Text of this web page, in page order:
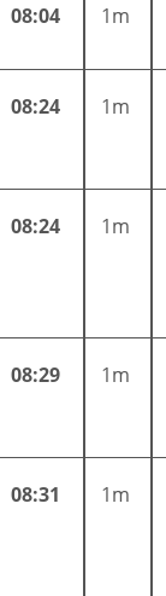
08:04 1m
08:24 1m
08:24 1m
08:29 1m
08:31 1m